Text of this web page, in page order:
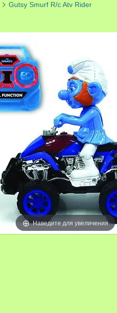
Gutsy Smurf R/c Atv Rider
Наведите для увеличения